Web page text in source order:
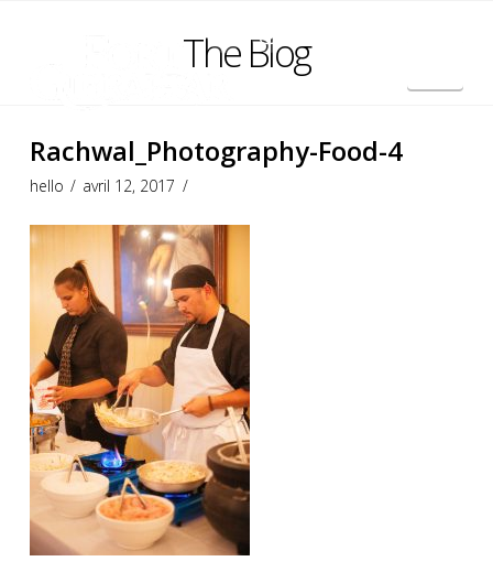
The Blog
Rachwal_Photography-Food-4
hello avril 12, 2017